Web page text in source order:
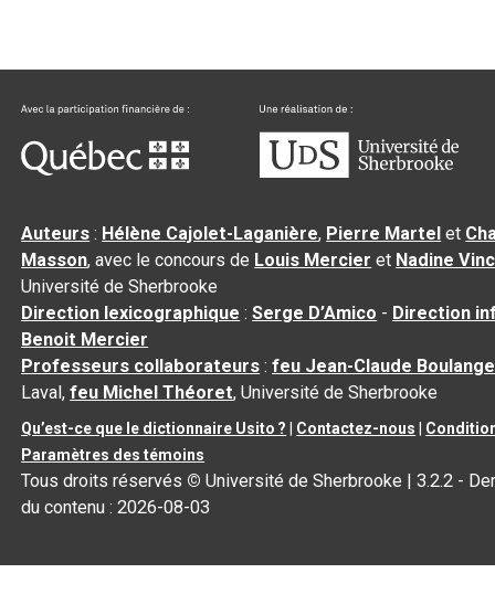
Auteurs : Hélène Cajolet-Laganière, Pierre Martel et
Masson, avec le concours de Louis Mercier et Nadine
Université de Sherbrooke
Direction lexicographique :Serge D’Amico - Direction
Benoit Mercier
Professeurs collaborateurs :feu Jean-Claude
Laval,feu Michel Théoret, Université de Sherbrooke
Qu’est-ce que le dictionnaire Usito ? Contactez-nous
Paramètres des témoins
Tous droits réservés © Université de Sherbrooke |3.2.2 -
du contenu :2026-08-03